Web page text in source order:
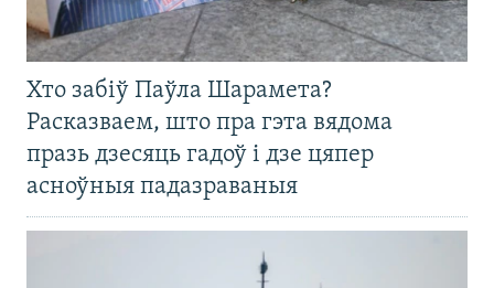
Хто забіў Паўла Шарамета?
Расказваем, што пра гэта вядома
празь дзесяць гадоў і дзе цяпер
асноўныя падазраваныя